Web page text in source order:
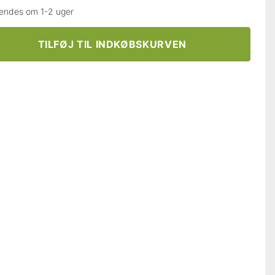
om 1-2 uger
TILFØJ TIL INDKØBSKURVEN